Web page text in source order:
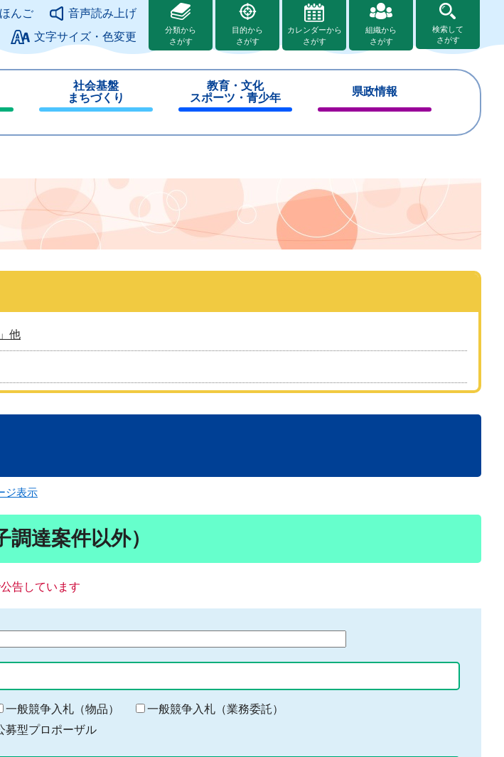
ージの本文へ
んご
音声読み上げ
文字サイズ・色変更
分類から
さがす
目的から
さがす
カレンダーから
さがす
組織から
さがす
検索して
さがす
社会基盤
まちづくり
じ
教育・文化
スポーツ・青少年
じ
県政情報
じ
他
ジ表示
達案件以外）
告しています
一般競争入札（物品）
一般競争入札（業務委託）
募型プロポーザル